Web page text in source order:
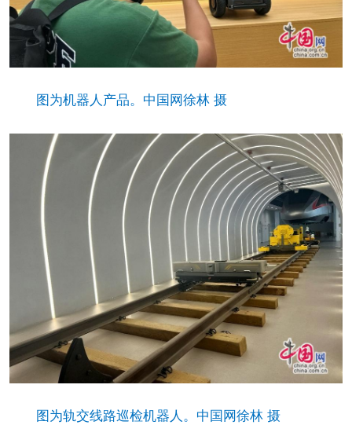
图为机器人产品。中国网徐林 摄
图为轨交线路巡检机器人。中国网徐林 摄